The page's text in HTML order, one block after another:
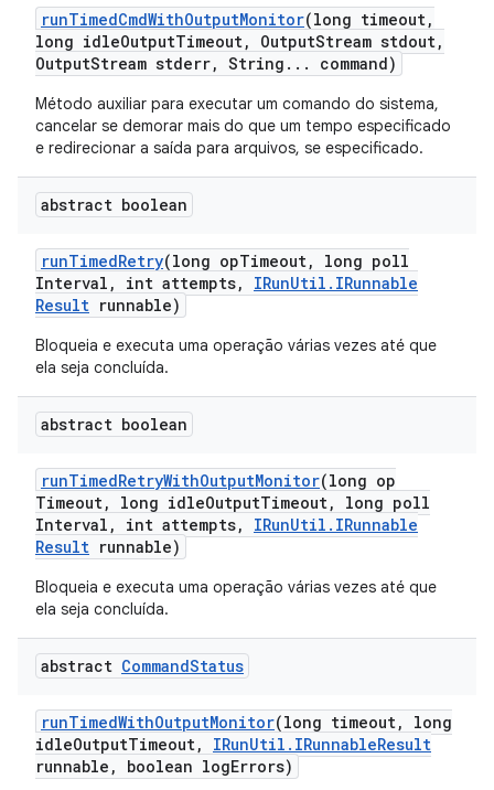
runTimedCmdWithOutputMonitor(long timeout,
long idleOutputTimeout, OutputStream stdout,
OutputStream stderr, String . . . command)
Método auxiliar para executar um comando do sistema,
cancelar se demorar mais do que um tempo especificado
e redirecionar a saída para arquivos, se especificado.
abstract boolean
runTimedRetry(long opTimeout,
long poll
Interval , int attempts, IRunUtil . IRunnable
Result runnable)
Bloqueia e executa uma operação várias vezes até que
ela seja concluída.
abstract boolean
runTimedRetryWithOutputMonitor(long op
Timeout, long idleOutputTimeout,
long poll
Interval , int attempts, IRunUtil . IRunnable
Result runnable)
Bloqueia e executa uma operação várias vezes até que
ela seja concluída.
abstract CommandStatus
runTimedWithOutputMonitor(long timeout,
long
idleOutputTimeout, IRunUtil . IRunnableResult
runnable , boolean logErrors)